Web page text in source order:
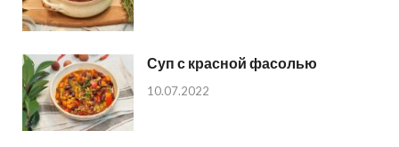
Суп с красной фасолью
10.07.2022